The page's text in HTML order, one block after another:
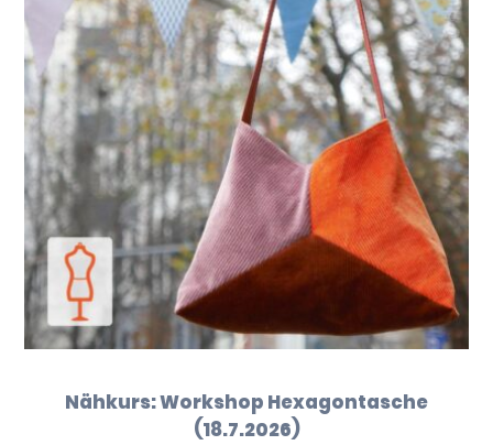
Nähkurs: Workshop Hexagontasche
(18.7.2026)